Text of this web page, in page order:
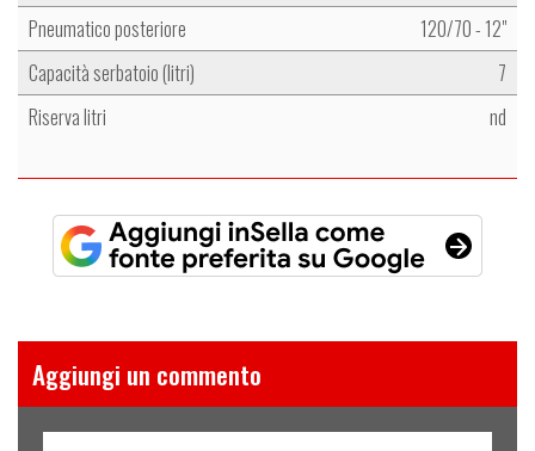
Pneumatico posteriore
120/70 - 12"
Capacità serbatoio (litri)
7
Riserva litri
nd
Aggiungi un commento